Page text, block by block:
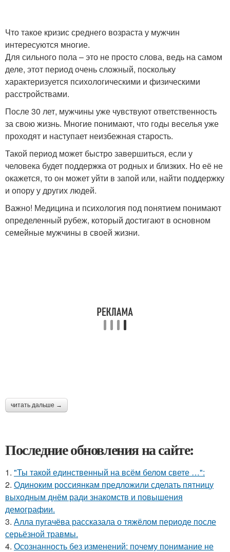
Что такое кризис среднего возраста у мужчин
интересуются многие.
Для сильного пола – это не просто слова, ведь на самом
деле, этот период очень сложный, поскольку
характеризуется психологическими и физическими
расстройствами.
После 30 лет, мужчины уже чувствуют ответственность
за свою жизнь. Многие понимают, что годы веселья уже
проходят и наступает неизбежная старость.
Такой период может быстро завершиться, если у
человека будет поддержка от родных и близких. Но её не
окажется, то он может уйти в запой или, найти поддержку
и опору у других людей.
Важно! Медицина и психология под понятием понимают
определенный рубеж, который достигают в основном
семейные мужчины в своей жизни.
читать дальше →
Последние обновления на сайте:
1. "Ты такой единственный на всём белом свете …":
2. Одиноким россиянкам предложили сделать пятницу
выходным днём ради знакомств и повышения
демографии.
3. Алла пугачёва рассказала о тяжёлом периоде после
серьёзной травмы.
4. Осознанность без изменений: почему понимание не